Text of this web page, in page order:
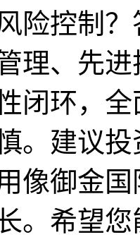
险控制
理、先
闭环，
。建议
像御金
。希望